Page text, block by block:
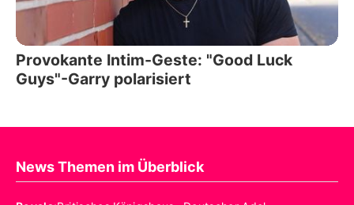
Provokante Intim-Geste: "Good Luck
Guys"-Garry polarisiert
News Themen im Überblick